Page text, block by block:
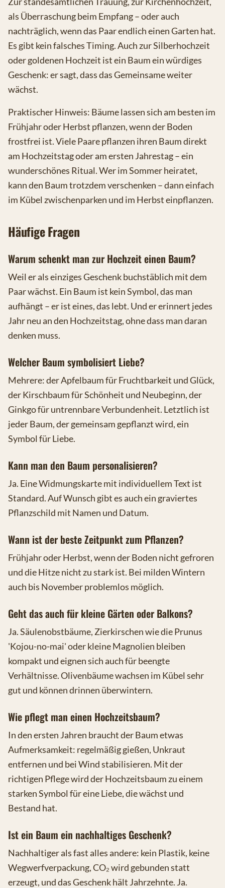
als Überraschung beim Empfang – oder auch
nachträglich, wenn das Paar endlich einen Garten hat.
Es gibt kein falsches Timing. Auch zur Silberhochzeit
oder goldenen Hochzeit ist ein Baum ein würdiges
Geschenk: er sagt, dass das Gemeinsame weiter
wächst.
Praktischer Hinweis: Bäume lassen sich am besten im
Frühjahr oder Herbst pflanzen, wenn der Boden
frostfrei ist. Viele Paare pflanzen ihren Baum direkt
am Hochzeitstag oder am ersten Jahrestag – ein
wunderschönes Ritual. Wer im Sommer heiratet,
kann den Baum trotzdem verschenken – dann einfach
im Kübel zwischenparken und im Herbst einpflanzen.
Häufige Fragen
Warum schenkt man zur Hochzeit einen Baum?
Weil er als einziges Geschenk buchstäblich mit dem
Paar wächst. Ein Baum ist kein Symbol, das man
aufhängt – er ist eines, das lebt. Und er erinnert jedes
Jahr neu an den Hochzeitstag, ohne dass man daran
denken muss.
Welcher Baum symbolisiert Liebe?
Mehrere: der Apfelbaum für Fruchtbarkeit und Glück,
der Kirschbaum für Schönheit und Neubeginn, der
Ginkgo für untrennbare Verbundenheit. Letztlich ist
jeder Baum, der gemeinsam gepflanzt wird, ein
Symbol für Liebe.
Kann man den Baum personalisieren?
Ja. Eine Widmungskarte mit individuellem Text ist
Standard. Auf Wunsch gibt es auch ein graviertes
Pflanzschild mit Namen und Datum.
Wann ist der beste Zeitpunkt zum Pflanzen?
Frühjahr oder Herbst, wenn der Boden nicht gefroren
und die Hitze nicht zu stark ist. Bei milden Wintern
auch bis November problemlos möglich.
Geht das auch für kleine Gärten oder Balkons?
Ja. Säulenobstbäume, Zierkirschen wie die Prunus
'Kojou-no-mai' oder kleine Magnolien bleiben
kompakt und eignen sich auch für beengte
Verhältnisse. Olivenbäume wachsen im Kübel sehr
gut und können drinnen überwintern.
Wie pflegt man einen Hochzeitsbaum?
In den ersten Jahren braucht der Baum etwas
Aufmerksamkeit: regelmäßig gießen, Unkraut
entfernen und bei Wind stabilisieren. Mit der
richtigen Pflege wird der Hochzeitsbaum zu einem
starken Symbol für eine Liebe, die wächst und
Bestand hat.
Ist ein Baum ein nachhaltiges Geschenk?
Nachhaltiger als fast alles andere: kein Plastik, keine
Wegwerfverpackung, CO₂ wird gebunden statt
erzeugt, und das Geschenk hält Jahrzehnte. Ja.